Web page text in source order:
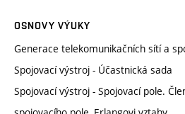
OSNOVY VÝUKY
Generace telekomunikačních sítí a
Spojovací výstroj - Účastnická sada
Spojovací výstroj - Spojovací pole.